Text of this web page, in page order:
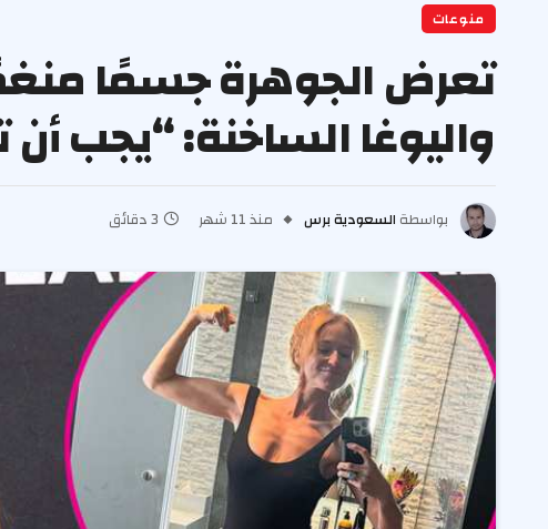
منوعات
تعرض الجوهرة جسمًا
واليوغا الساخنة: “يجب
بواسطة السعودية برس منذ 11 شهر 3 دقائق